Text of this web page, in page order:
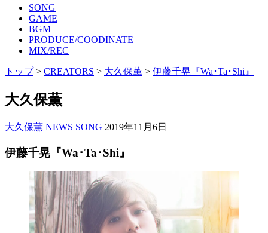
SONG
GAME
BGM
PRODUCE/COODINATE
MIX/REC
トップ> CREATORS > 大久保薫 > 伊藤千晃『Wa･Ta･Shi』
大久保薫
大久保薫 NEWS SONG 2019年11月6日
伊藤千晃『Wa･Ta･Shi』